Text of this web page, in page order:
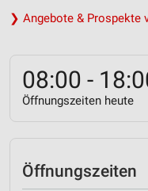
❯ Angebote & Prospekte
08:00 -
Öffnungszeiten heute
Öffnungszeiten